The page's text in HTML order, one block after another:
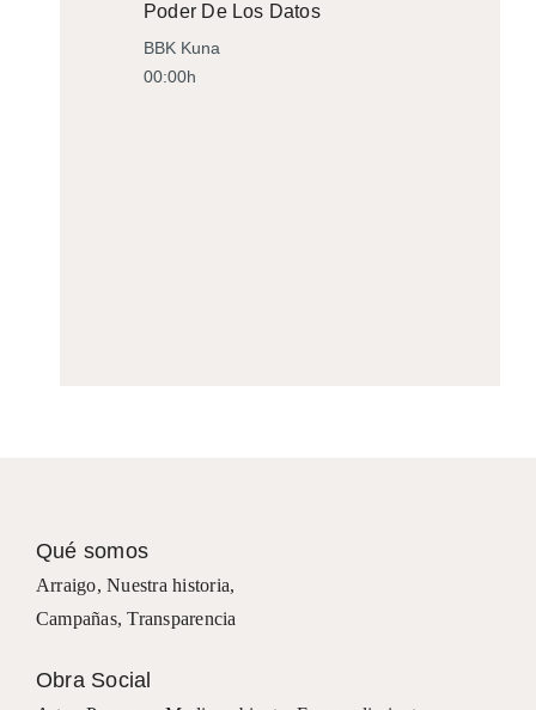
Poder De Los Datos
BBK Kuna
00:00h
Qué somos
Arraigo,Nuestra historia,
Campañas, Transparencia
Obra Social